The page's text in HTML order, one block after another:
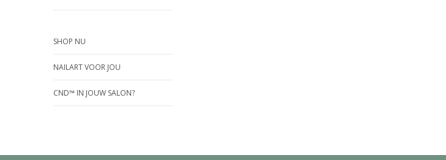
SHOP NU
NAILART VOOR JOU
CND™ IN JOUW SALON?